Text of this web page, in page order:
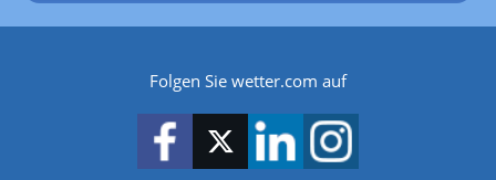
Folgen Sie wetter.com auf